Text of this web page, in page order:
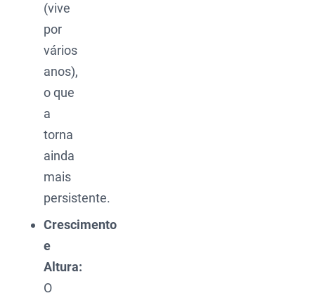
(vive
por
vários
anos),
o que
a
torna
ainda
mais
persistente.
Crescimento
e
Altura:
O